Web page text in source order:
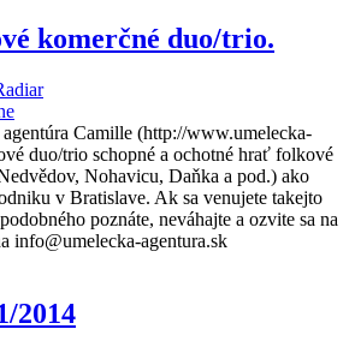
komerčné duo/trio.
Camille (http://www.umelecka-
duo/trio schopné a ochotné hrať folkové
Nohavicu, Daňka a pod.) ako
v Bratislave. Ak sa venujete takejto
poznáte, neváhajte a ozvite sa na
info@umelecka-agentura.sk
2014